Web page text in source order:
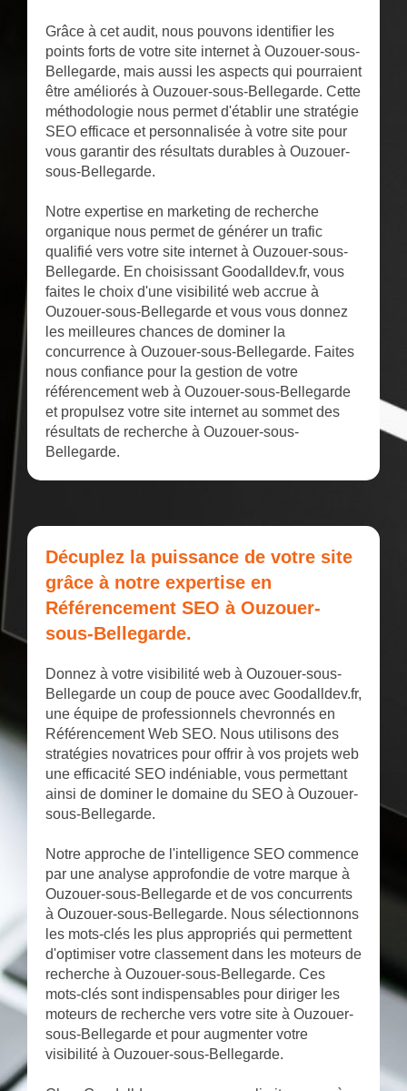
Grâce à cet audit, nous pouvons identifier les
points forts de votre site internet à Ouzouer-sous-
Bellegarde, mais aussi les aspects qui pourraient
être améliorés à Ouzouer-sous-Bellegarde. Cette
méthodologie nous permet d'établir une stratégie
SEO efficace et personnalisée à votre site pour
vous garantir des résultats durables à Ouzouer-
sous-Bellegarde.
Notre expertise en marketing de recherche
organique nous permet de générer un trafic
qualifié vers votre site internet à Ouzouer-sous-
Bellegarde. En choisissant Goodalldev.fr, vous
faites le choix d'une visibilité web accrue à
Ouzouer-sous-Bellegarde et vous vous donnez
les meilleures chances de dominer la
concurrence à Ouzouer-sous-Bellegarde. Faites
nous confiance pour la gestion de votre
référencement web à Ouzouer-sous-Bellegarde
et propulsez votre site internet au sommet des
résultats de recherche à Ouzouer-sous-
Bellegarde.
Décuplez la puissance de votre site
grâce à notre expertise en
Référencement SEO à Ouzouer-
sous-Bellegarde.
Donnez à votre visibilité web à Ouzouer-sous-
Bellegarde un coup de pouce avec Goodalldev.fr,
une équipe de professionnels chevronnés en
Référencement Web SEO. Nous utilisons des
stratégies novatrices pour offrir à vos projets web
une efficacité SEO indéniable, vous permettant
ainsi de dominer le domaine du SEO à Ouzouer-
sous-Bellegarde.
Notre approche de l'intelligence SEO commence
par une analyse approfondie de votre marque à
Ouzouer-sous-Bellegarde et de vos concurrents
à Ouzouer-sous-Bellegarde. Nous sélectionnons
les mots-clés les plus appropriés qui permettent
d'optimiser votre classement dans les moteurs de
recherche à Ouzouer-sous-Bellegarde. Ces
mots-clés sont indispensables pour diriger les
moteurs de recherche vers votre site à Ouzouer-
sous-Bellegarde et pour augmenter votre
visibilité à Ouzouer-sous-Bellegarde.